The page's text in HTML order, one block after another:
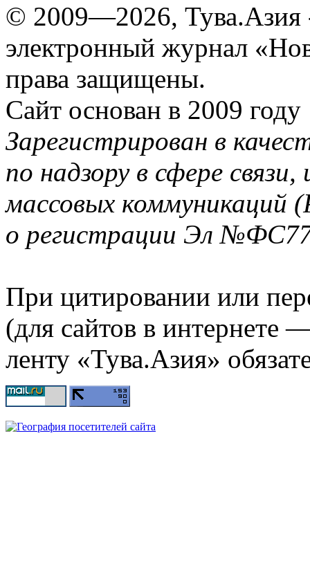
© 2009—2026, Тува.Азия
электронный журнал
права защищены.
Сайт основан в 2009 году
Зарегистрирован в
по надзору в сфере
массовых коммуникаций
о регистрации Эл
При цитировании или
(для сайтов в интернете
ленту «Тува.Азия»